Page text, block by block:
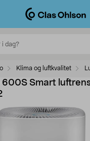
Klima og luftkvalitet
600S Smart